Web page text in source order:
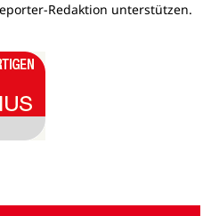
Redaktion unterstützen.